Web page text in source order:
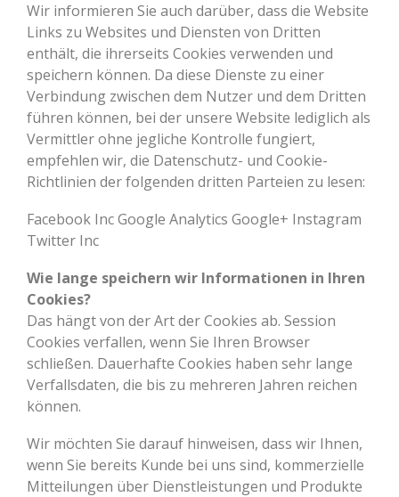
Wir informieren Sie auch darüber, dass die Website
Links zu Websites und Diensten von Dritten
enthält, die ihrerseits Cookies verwenden und
speichern können. Da diese Dienste zu einer
Verbindung zwischen dem Nutzer und dem Dritten
führen können, bei der unsere Website lediglich als
Vermittler ohne jegliche Kontrolle fungiert,
empfehlen wir, die Datenschutz- und Cookie-
Richtlinien der folgenden dritten Parteien zu lesen:
Facebook Inc Google Analytics Google+ Instagram
Twitter Inc
Wie lange speichern wir Informationen in Ihren
Cookies?
Das hängt von der Art der Cookies ab. Session
Cookies verfallen, wenn Sie Ihren Browser
schließen. Dauerhafte Cookies haben sehr lange
Verfallsdaten, die bis zu mehreren Jahren reichen
können.
Wir möchten Sie darauf hinweisen, dass wir Ihnen,
wenn Sie bereits Kunde bei uns sind, kommerzielle
Mitteilungen über Dienstleistungen und Produkte